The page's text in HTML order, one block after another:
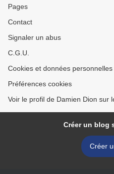
Pages
Contact
Signaler un abus
C.G.U.
Cookies et données personnelles
Préférences cookies
Voir le profil de Damien Dion sur
Créer un blog
Créer